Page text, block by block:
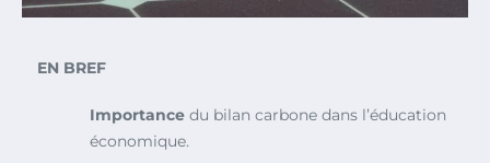
EN BREF
Importance du bilan carbone dans l’éducation
économique.